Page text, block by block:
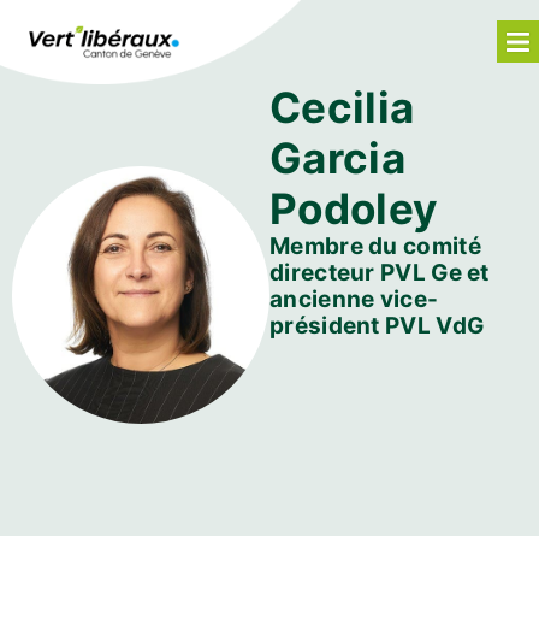
Cecilia
Garcia
Podoley
Membre du comité
directeur PVL Ge et
ancienne vice-
président PVL VdG